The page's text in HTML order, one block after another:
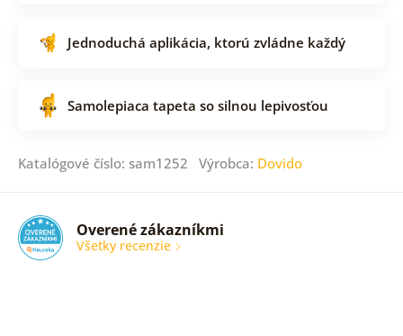
Jednoduchá aplikácia, ktorú zvládne každý
Samolepiaca tapeta so silnou lepivosťou
Katalógové číslo: sam1252 Výrobca: Dovido
Overené zákazníkmi
Všetky recenzie